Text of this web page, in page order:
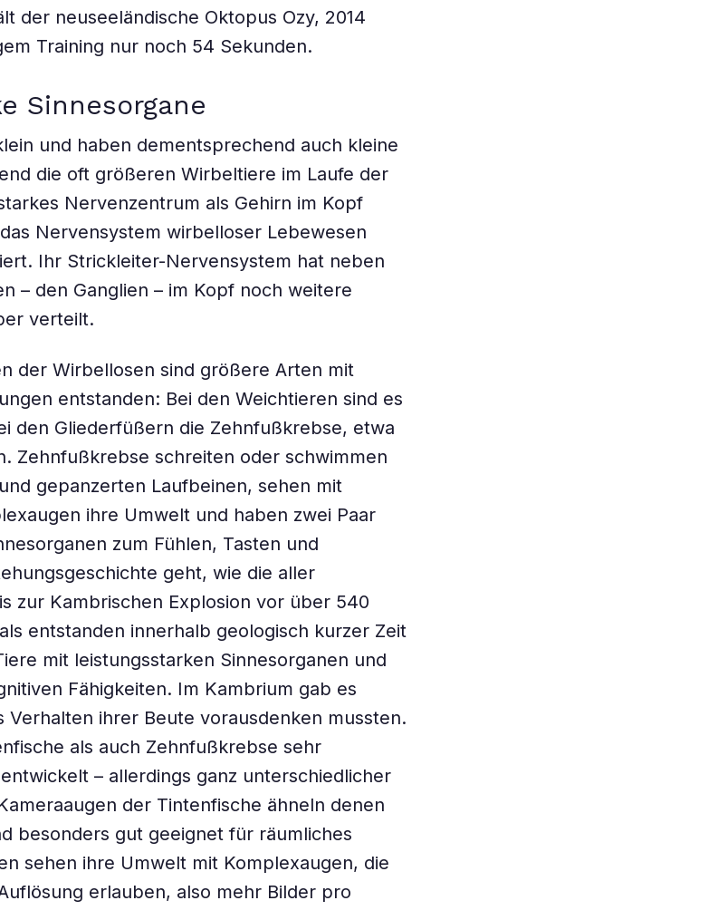
der neuseeländische Oktopus Ozy, 2014
Training nur noch 54 Sekunden.
Sinnesorgane
und haben dementsprechend auch kleine
die oft größeren Wirbeltiere im Laufe der
Nervenzentrum als Gehirn im Kopf
Nervensystem wirbelloser Lebewesen
Ihr Strickleiter-Nervensystem hat neben
– den Ganglien – im Kopf noch weitere
verteilt.
der Wirbellosen sind größere Arten mit
entstanden: Bei den Weichtieren sind es
den Gliederfüßern die Zehnfußkrebse, etwa
Zehnfußkrebse schreiten oder schwimmen
gepanzerten Laufbeinen, sehen mit
ihre Umwelt und haben zwei Paar
zum Fühlen, Tasten und
geht, wie die aller
zur Kambrischen Explosion vor über 540
entstanden innerhalb geologisch kurzer Zeit
mit leistungsstarken Sinnesorganen und
Fähigkeiten. Im Kambrium gab es
Verhalten ihrer Beute vorausdenken mussten.
als auch Zehnfußkrebse sehr
– allerdings ganz unterschiedlicher
der Tintenfische ähneln denen
besonders gut geeignet für räumliches
sehen ihre Umwelt mit Komplexaugen, die
erlauben, also mehr Bilder pro